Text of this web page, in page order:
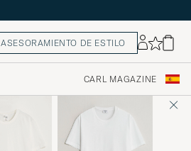
ASESORAMIENTO DE ESTILO
CARL MAGAZINE